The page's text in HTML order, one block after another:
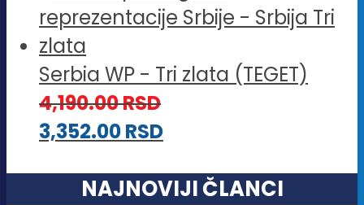
Serbia WP - Tri zlata (TEGET)
4,190.00RSD
3,352.00RSD
NAJNOVIJI ČLANCI